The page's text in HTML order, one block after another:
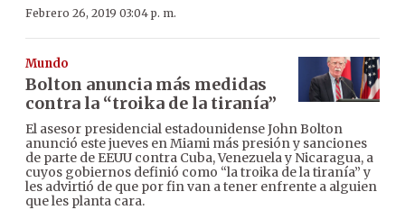
Febrero 26, 2019 03:04 p. m.
Mundo
Bolton anuncia más medidas
contra la “troika de la tiranía”
El asesor presidencial estadounidense John Bolton
anunció este jueves en Miami más presión y sanciones
de parte de EEUU contra Cuba, Venezuela y Nicaragua, a
cuyos gobiernos definió como “la troika de la tiranía” y
les advirtió de que por fin van a tener enfrente a alguien
que les planta cara.